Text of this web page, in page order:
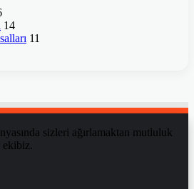
14
11
sizleri ağırlamaktan mutluluk
ekibiz.